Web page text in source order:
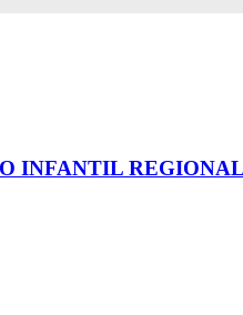
INFANTIL